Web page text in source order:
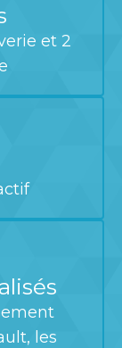
et 2
les